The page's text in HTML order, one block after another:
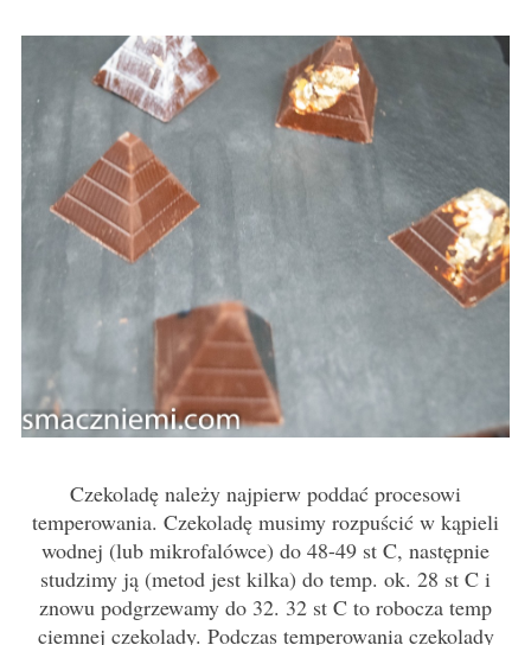
Czekoladę należy najpierw poddać procesowi
temperowania. Czekoladę musimy rozpuścić w kąpieli
wodnej (lub mikrofalówce) do 48-49 st C, następnie
studzimy ją (metod jest kilka) do temp. ok. 28 st C i
znowu podgrzewamy do 32. 32 st C to robocza temp
ciemnej czekolady. Podczas temperowania czekolady